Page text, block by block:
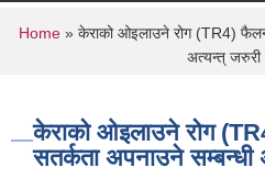
You are here
Home » केराको ओइलाउने रोग (TR4)
अत्यन्त् जरुरी
केराको ओइलाउने रोग
सतर्कता अपनाउने